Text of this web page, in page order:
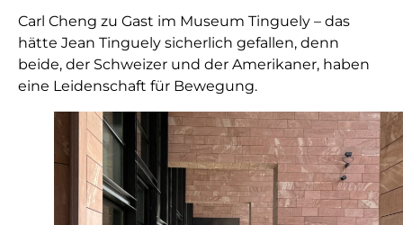
Carl Cheng zu Gast im Museum Tinguely – das
hätte Jean Tinguely sicherlich gefallen, denn
beide, der Schweizer und der Amerikaner, haben
eine Leidenschaft für Bewegung.